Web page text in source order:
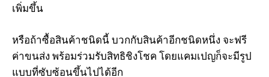
I WANT IN
เพิ่มขึ้น
หรือถ้าซื้อสินค้าชนิดนี้ บวกกับสินค้าอีกชนิดหนึ่ง จะฟรี
ค่าขนส่ง พร้อมร่วมรับสิทธิชิงโชค โดยแคมเปญก็จะมีรูป
แบบที่ซับซ้อนขึ้นไปได้อีก